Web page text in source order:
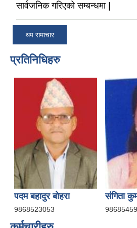
सार्वजनिक गरिएको सम्बन्धमा |
थप समाचार
प्रतिनिधिहरु
पदम बहादुर बोहरा
9868523053
संगिता